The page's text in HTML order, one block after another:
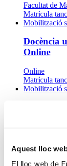
Aquest lloc
El lloc web de
Facultat de
Matrícula
Mobilització
Docència
Online
Online
Matrícula
Mobilització
Docència
Matrícula